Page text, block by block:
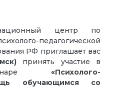
центр по
педагогической
РФ приглашает вас
принять участие в
«Психолого-
обучающимся со